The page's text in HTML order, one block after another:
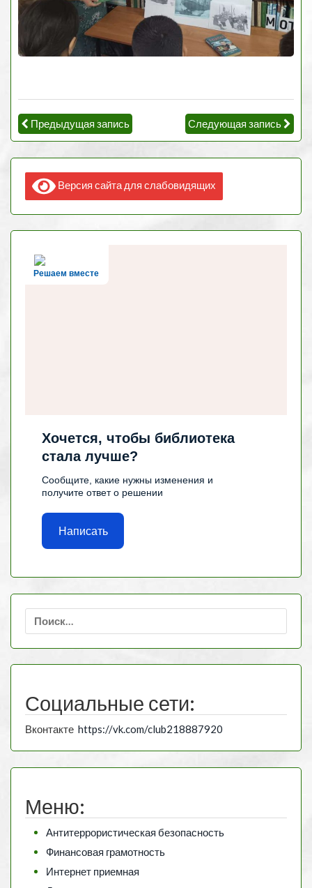
Предыдущая запись Следующая запись
Версия сайта для слабовидящих
Решаем вместе
Хочется, чтобы библиотека
стала лучше?
Сообщите, какие нужны изменения и
получите ответ о решении
Написать
Социальные сети:
Вконтакте https://vk.com/club218887920
Меню:
Антитеррористическая безопасность
Финансовая грамотность
Интернет приемная